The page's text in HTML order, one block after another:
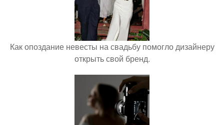
Как опоздание невесты на свадьбу помогло дизайнеру
открыть свой бренд.